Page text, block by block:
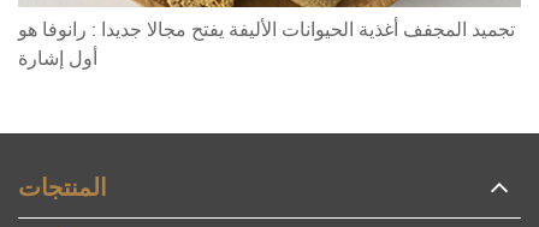
تجميد المجفف أغذية الحيوانات الأليفة يفتح مجالا جديدا : رانوفا هو
أول إشارة
المنتجات